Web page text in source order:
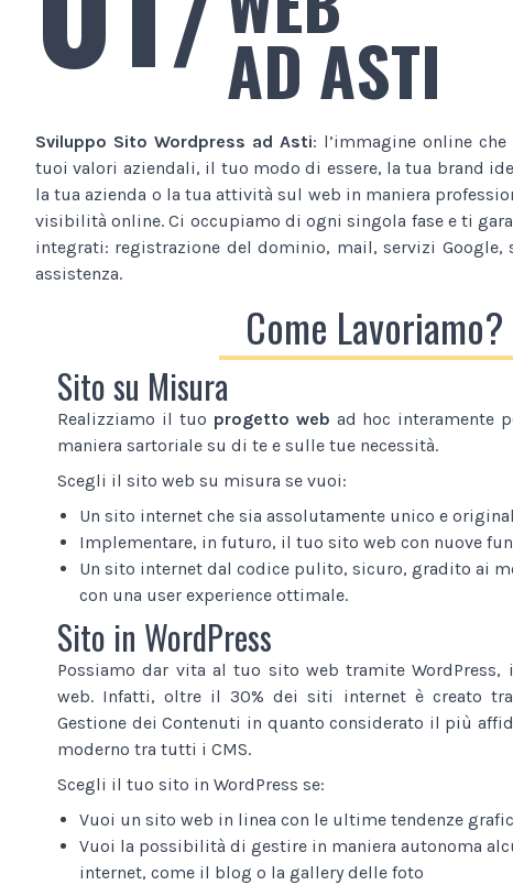
AD ASTI
Sviluppo Sito Wordpress ad Asti: l’immagine online
tuoi valori aziendali, il tuo modo di essere, la tua brand
la tua azienda o la tua attività sul web in maniera
visibilità online. Ci occupiamo di ogni singola fase e ti
integrati: registrazione del dominio, mail, servizi Google,
assistenza.
Come Lavoriamo?
Sito su Misura
Realizziamo il tuo progetto web ad hoc interamente
maniera sartoriale su di te e sulle tue necessità.
Scegli il sito web su misura se vuoi:
Un sito internet che sia assolutamente unico e
Implementare, in futuro, il tuo sito web con nuove
Un sito internet dal codice pulito, sicuro, gradito ai
con una user experience ottimale.
Sito in WordPress
Possiamo dar vita al tuo sito web tramite
web. Infatti, oltre il 30% dei siti internet è creato
Gestione dei Contenuti in quanto considerato il più
moderno tra tutti i CMS.
Scegli il tuo sito in WordPress se:
Vuoi un sito web in linea con le ultime tendenze
Vuoi la possibilità di gestire in maniera autonoma
internet, come il blog o la gallery delle foto